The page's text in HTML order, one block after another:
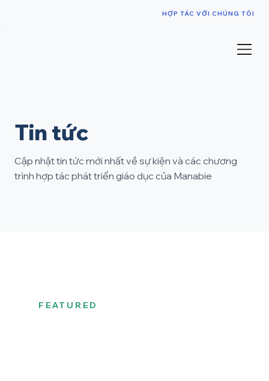
HỢP TÁC VỚI CHÚNG TÔI
Tin tức
Cập nhật tin tức mới nhất về sự kiện và các chương
trình hợp tác phát triển giáo dục của Manabie
FEATURED